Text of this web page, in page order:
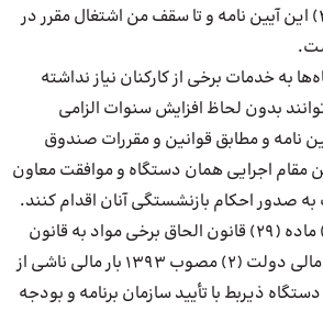
مندرج در جدول ماده (۲) این آیین نامه و تا سقف من اشتغال مقرر در
به خدمات برخی از کارکنان نیاز نداشته
بدون لحاظ افزایش سنوات الزامی
(۲) این آیین نامه و مطابق قوانین و مقررات صندوق
مقام اجرایی همان دستگاه و موافقت معاون
صدور احکام بازنشستگی آنان اقدام کنند.
تبصره به استناد جزء (۲) ماده (۲۹) قانون الحاق برخی مواد به قانون
تنظیم بخشی از مقررات مالی دولت (۲) مصوب ۱۳۹۳ بار مالی ناشی از
ذیربط با تأیید سازمان برنامه و بودجه